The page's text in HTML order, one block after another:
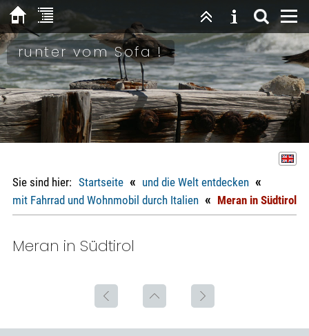
runter vom Sofa !
Sie sind hier: Startseite « und die Welt entdecken «
mit Fahrrad und Wohnmobil durch Italien « Meran in Südtirol
Meran in Südtirol